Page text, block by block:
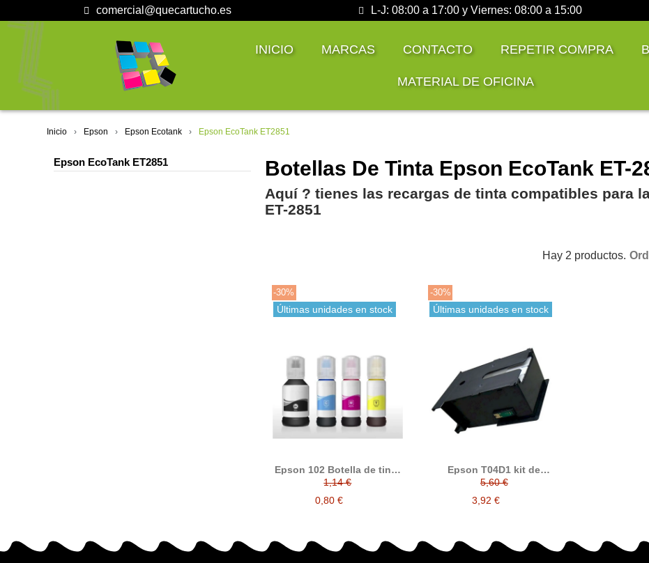
comercial@quecartucho.es L-J: 08:00 a 17:00 y Viernes: 08:00 a 15:00
INICIO MARCAS CONTACTO REPETIR COMPRA
MATERIAL DE OFICINA
Inicio Epson Epson Ecotank Epson EcoTank ET2851
Epson EcoTank ET2851 Botellas De Tinta Epson EcoTank ET-
Aquí ? tienes las recargas de tinta compatibles para
ET-2851
Hay 2 productos.
-30%
Últimas unidades en stock
Epson 102 Botella de tinta
compatible
1,14 €
0,80 €
-30%
Últimas unidades en stock
Epson T04D1 kit de
mantenimiento compatible
5,60 €
3,92 €